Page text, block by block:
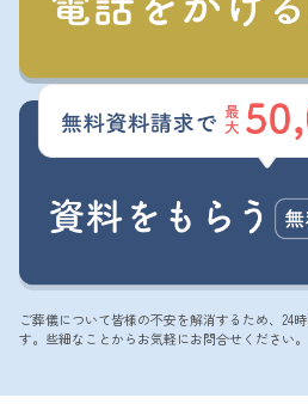
ご葬儀について皆様の不安を解消するため、24
す。些細なことからお気軽にお問合せください。